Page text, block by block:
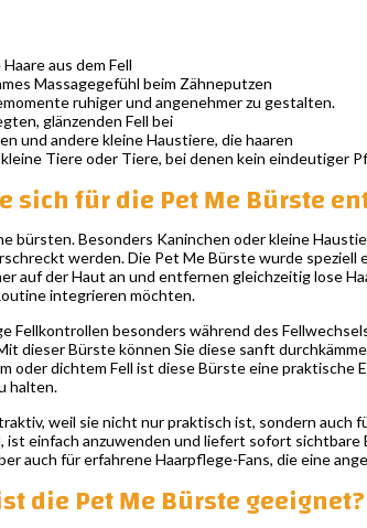
aus dem Fell
Massagegefühl beim Zähneputzen
ruhiger und angenehmer zu gestalten.
glänzenden Fell bei
und andere kleine Haustiere, die haaren
Tiere oder Tiere, bei denen kein
sich für die Pet Me Bürste
bürsten. Besonders Kaninchen oder kleine
werden. Die Pet Me Bürste wurde speziell
auf der Haut an und entfernen gleichzeitig lose
integrieren möchten.
Fellkontrollen besonders während des
dieser Bürste können Sie diese sanft
oder dichtem Fell ist diese Bürste eine praktische
halten.
weil sie nicht nur praktisch ist, sondern auch
ist einfach anzuwenden und liefert sofort sichtbare
auch für erfahrene Haarpflege-Fans, die eine
die Pet Me Bürste geeignet?